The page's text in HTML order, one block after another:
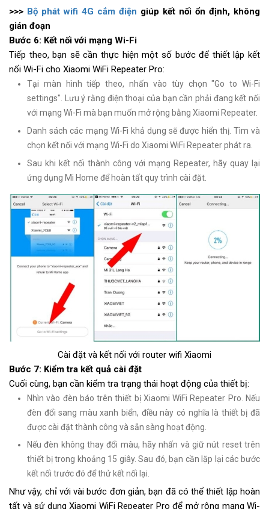
>>> Bộ phát wifi 4G cắm điện giúp kết nối ổn định, không
gián đoạn
Bước 6: Kết nối với mạng Wi-Fi
Tiếp theo, bạn sẽ cần thực hiện một số bước để thiết lập kết
nối Wi-Fi cho Xiaomi WiFi Repeater Pro:
Tại màn hình tiếp theo, nhấn vào tùy chọn "Go to Wi-Fi
settings". Lưu ý rằng điện thoại của bạn cần phải đang kết nối
với mạng Wi-Fi mà bạn muốn mở rộng bằng Xiaomi Repeater.
Danh sách các mạng Wi-Fi khả dụng sẽ được hiển thị. Tìm và
chọn kết nối với mạng Wi-Fi do Xiaomi WiFi Repeater phát ra.
Sau khi kết nối thành công với mạng Repeater, hãy quay lại
ứng dụng Mi Home để hoàn tất quy trình cài đặt.
Cài đặt và kết nối với router wifi Xiaomi
Bước 7: Kiểm tra kết quả cài đặt
Cuối cùng, bạn cần kiểm tra trạng thái hoạt động của thiết bị:
Nhìn vào đèn báo trên thiết bị Xiaomi WiFi Repeater Pro. Nếu
đèn đổi sang màu xanh biển, điều này có nghĩa là thiết bị đã
được cài đặt thành công và sẵn sàng hoạt động.
Nếu đèn không thay đổi màu, hãy nhấn và giữ nút reset trên
thiết bị trong khoảng 15 giây. Sau đó, bạn cần lặp lại các bước
kết nối trước đó để thử kết nối lại.
Như vậy, chỉ với vài bước đơn giản, bạn đã có thể thiết lập hoàn
tất và sử dụng Xiaomi WiFi Repeater Pro để mở rộng mạng Wi-